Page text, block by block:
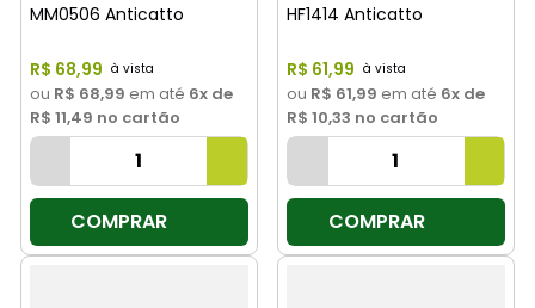
MM0506 Anticatto
R$ 68,99
ou R$ 68,99 em até 6x de
R$ 11,49 no cartão
COMPRAR
HF1414 Anticatto
R$ 61,99
ou R$ 61,99 em até 6x de
R$ 10,33 no cartão
COMPRAR